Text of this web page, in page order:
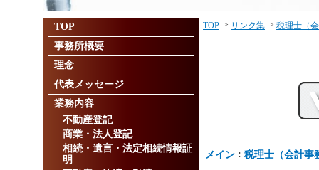
TOP > リンク集 > 税理士（
メイン : 税理士（会計事
TOP
事務所概要
理念
代表メッセージ
業務内容
不動産登記
商業・法人登記
相続・遺言・法定相続情報証
明